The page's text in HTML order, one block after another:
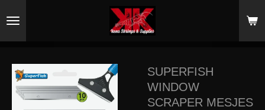
direct
hoofdinhoud
SUPERFISH
WINDOW
SCRAPER MESJES